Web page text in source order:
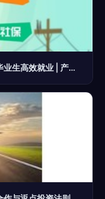
专业服务护航 青岛海纳人力资源助力毕业生高效就业 | 产品功能概述